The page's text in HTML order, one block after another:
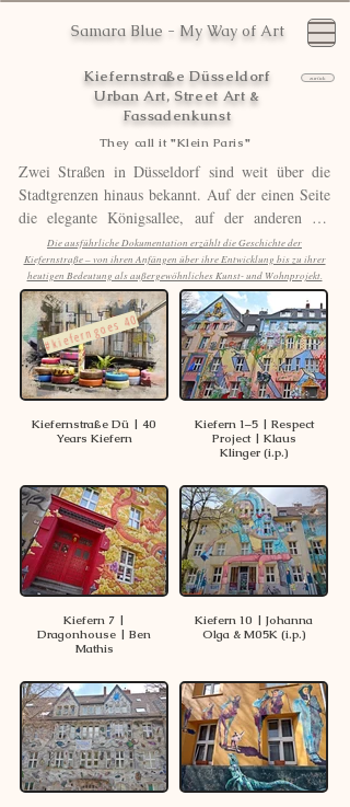
Samara Blue - My Way of Art
Kiefernstraße Düsseldorf
Urban Art, Street Art &
Fassadenkunst
zurück
They call it "Klein Paris"
Zwei Straßen in Düsseldorf sind weit über die
Stadtgrenzen hinaus bekannt. Auf der einen Seite
die elegante Königsallee, auf der anderen die
Kiefernstraße im Stadtteil Flingern – ein kreativer
Gegenentwurf, der heute vor allem als Straße der
Künstler, der Street Art und der großformatigen
Fassadenkunst bekannt ist. Internationale Künstler
haben hier gemeinsam mit den Bewohnern
einzigartige Wandbilder geschaffen, die die
Kiefernstraße zu einer der außergewöhnlichsten
Freiluftgalerien Deutschlands machen.
    Hinter jedem Titelbild verbirgt sich eine eigene
Hintergrundinformationen zu den Künstlern, ihren
Werken und den einzelnen Häusern. Viele
Informationen stammen aus eigener Recherche,
persönlichen Gesprächen mit Künstlern und
Bewohnern sowie aus historischen Quellen. Da
wächst, werden die einzelnen Seiten nach und
nach ergänzt.
Die ausführliche Dokumentation erzählt die Geschichte der
Kiefernstraße – von ihren Anfängen über ihre Entwicklung bis zu ihrer
heutigen Bedeutung als außergewöhnliches Kunst- und Wohnprojekt.
Kiefernstraße Dü | 40
Years Kiefern
Kiefern 1–5 | Respect
Project | Klaus
Klinger (i.p.)
Kiefern 7 |
Dragonhouse | Ben
Mathis
Kiefern 10 | Johanna
Olga & M05K (i.p.)
#kieferngoes 40